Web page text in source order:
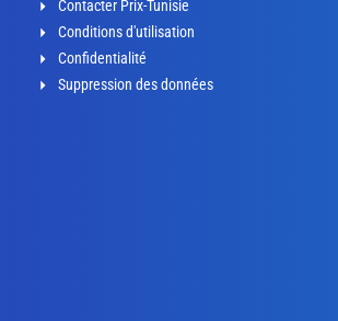
Contacter Prix-Tunisie
Conditions d'utilisation
Confidentialité
Suppression des données